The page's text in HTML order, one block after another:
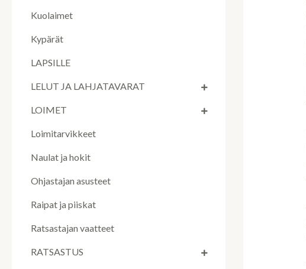
Kuolaimet
Kypärät
LAPSILLE
LELUT JA LAHJATAVARAT
LOIMET
Loimitarvikkeet
Naulat ja hokit
Ohjastajan asusteet
Raipat ja piiskat
Ratsastajan vaatteet
RATSASTUS